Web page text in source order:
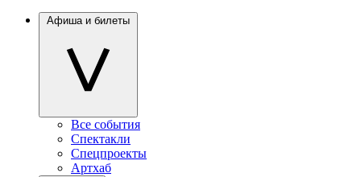
Афиша и билеты
Все события
Спектакли
Спецпроекты
Артхаб